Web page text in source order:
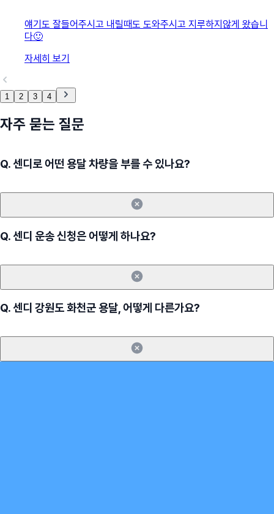
얘기도 잘들어주시고 내릴때도 도와주시고 지루하지않게 왔습니
다🙂
자세히 보기
1 2 3 4
자주 묻는 질문
Q.센디로 어떤 용달 차량을 부를 수 있나요?
Q.센디 운송 신청은 어떻게 하나요?
Q.센디 강원도 화천군 용달, 어떻게 다른가요?